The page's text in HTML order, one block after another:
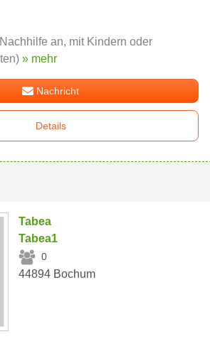
an, mit Kindern oder
» mehr
Nachricht
Details
Tabea
Tabea1
0
44894 Bochum